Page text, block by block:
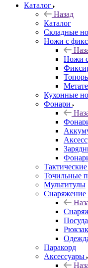
Каталог
Назад
Каталог
Складные
Ножи с
Ножи
Кухонные
Фонари
Точильные
Мультитулы
Снаряжение
Посуда
Паракорд
Аксессуары